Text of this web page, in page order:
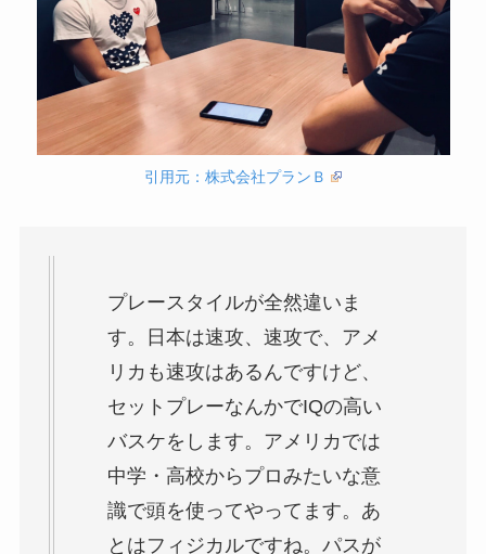
引用元：株式会社プランＢ
プレースタイルが全然違いま
す。日本は速攻、速攻で、アメ
リカも速攻はあるんですけど、
セットプレーなんかでIQの高い
バスケをします。アメリカでは
中学・高校からプロみたいな意
識で頭を使ってやってます。あ
とはフィジカルですね。パスが